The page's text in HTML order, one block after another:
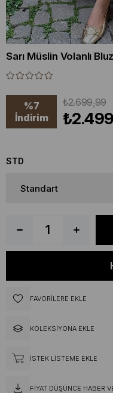
Sarı Müslin Volanlı
%7
İndirim
₺2.699,99
STD
FAVORILERE EKLE
KOLEKSIYONA EKLE
İSTEK LISTEME EKLE
FIYAT DÜŞÜNCE HABER